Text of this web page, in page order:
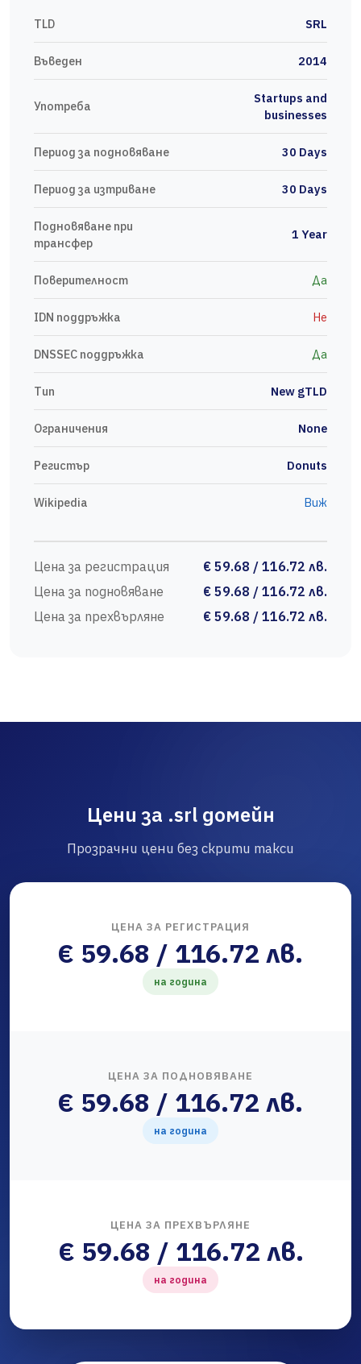
TLD SRL
Въведен 2014
Употреба
Startups and
businesses
Период за подновяване 30 Days
Период за изтриване 30 Days
Подновяване при
трансфер
1 Year
Поверителност Да
IDN поддръжка Не
DNSSEC поддръжка Да
Тип New gTLD
Ограничения None
Регистър Donuts
Wikipedia Виж
Цена за регистрация
€ 59.68 / 116.72 лв.
Цена за подновяване
€ 59.68 / 116.72 лв.
Цена за прехвърляне
€ 59.68 / 116.72 лв.
Цени за .srl домейн
Прозрачни цени без скрити такси
ЦЕНА ЗА РЕГИСТРАЦИЯ
€ 59.68 / 116.72 лв.
на година
ЦЕНА ЗА ПОДНОВЯВАНЕ
€ 59.68 / 116.72 лв.
на година
ЦЕНА ЗА ПРЕХВЪРЛЯНЕ
€ 59.68 / 116.72 лв.
на година